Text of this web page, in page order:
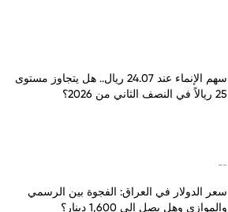
سهم الإنماء عند 24.07 ريال.. هل يتجاوز مستوى
25 ريالاً في النصف الثاني من 2026؟
--
سعر الدولار في العراق: الفجوة بين الرسمي
والموازي وهل يصل إلى 1,600 دينار؟